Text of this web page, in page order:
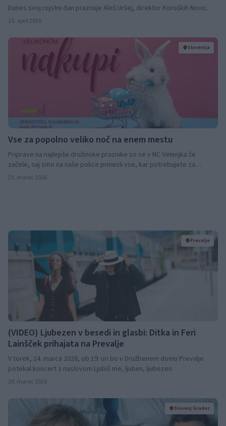
Danes svoj rojstni dan praznuje Aleš Uršej, direktor Koroških Novic.
15. april 2026
Slovenija
Vse za popolno veliko noč na enem mestu
Priprave na najlepše družinske praznike so se v NC Velenjka že
začele, saj smo na naše police prinesli vse, kar potrebujete za
nepozabno veliko noč.
23. marec 2026
Prevalje
(VIDEO) Ljubezen v besedi in glasbi: Ditka in Feri
Lainšček prihajata na Prevalje
V torek, 24. marca 2026, ob 19. uri bo v Družbenem domu Prevalje
potekal koncert z naslovom Ljubiš me, ljubim, ljubezen.
20. marec 2026
Slovenj Gradec